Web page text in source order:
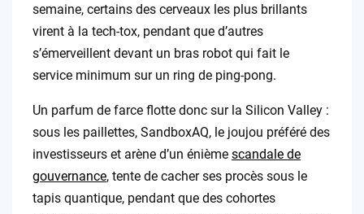
semaine, certains des cerveaux les plus brillants
virent à la tech-tox, pendant que d’autres
s’émerveillent devant un bras robot qui fait le
service minimum sur un ring de ping-pong.
Un parfum de farce flotte donc sur la Silicon Valley :
sous les paillettes, SandboxAQ, le joujou préféré des
investisseurs et arène d’un énième scandale de
gouvernance, tente de cacher ses procès sous le
tapis quantique, pendant que des cohortes